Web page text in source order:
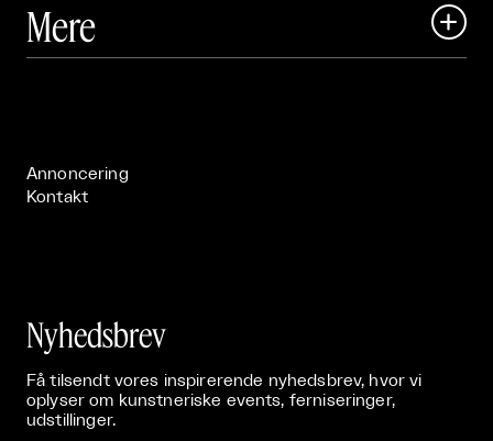
 Art Matter Festival
Mere 
Annoncering
Kontakt
Nyhedsbrev
Få tilsendt vores inspirerende nyhedsbrev, hvor vi
oplyser om kunstneriske events, ferniseringer,
udstillinger.